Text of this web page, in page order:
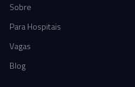
Sobre
Para Hospitais
Vagas
Blog